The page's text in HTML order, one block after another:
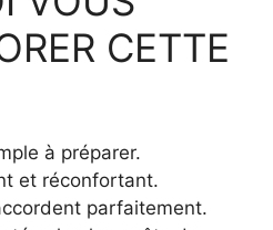
CETTE
à préparer.
et réconfortant.
parfaitement.